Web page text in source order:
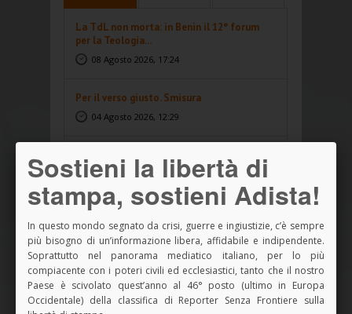
La TdL non morta: in Benin il 12° forum
per la Teologia...
08 Agosto 2026, 17:24
Per il verso giusto. Smisura
04 Agosto 2026, 12:29
non si compra
03 Agosto 2026, 14:43
Sessione ecumenica Sae: abitare la
secolarizzazione
02 Agosto 2026, 14:40
Sessione ecumenica Sae: Bari 2026, un
evento ecumenico
Sostieni la libertà di
stampa, sostieni Adista!
In questo mondo segnato da crisi, guerre e ingiustizie, c’è sempre
più bisogno di un’informazione libera, affidabile e indipendente.
Soprattutto nel panorama mediatico italiano, per lo più
compiacente con i poteri civili ed ecclesiastici, tanto che il nostro
Paese è scivolato quest’anno al 46° posto (ultimo in Europa
Occidentale) della classifica di Reporter Senza Frontiere sulla